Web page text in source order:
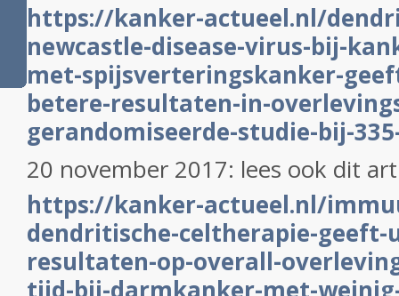
https://kanker-actueel.nl/
newcastle-disease-virus-bij-
met-spijsverteringskanker-
betere-resultaten-in-
gerandomiseerde-studie-bij-
20 november 2017: lees ook dit
https://kanker-actueel.nl/
dendritische-celtherapie-geeft-
resultaten-op-overall-